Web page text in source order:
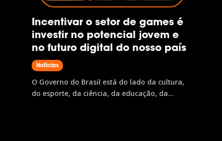
Incentivar o setor de games é
investir no potencial jovem e
no futuro digital do nosso país
Notícias
O Governo do Brasil está do lado da cultura,
do esporte, da ciência, da educação, da